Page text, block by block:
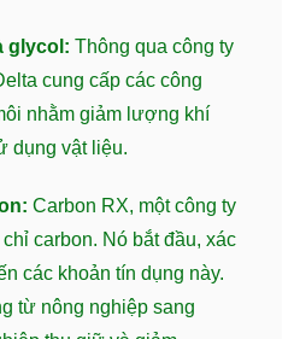
glycol: Thông qua công ty
cung cấp các công
nhằm giảm lượng khí
dụng vật liệu.
Carbon RX, một công ty
carbon. Nó bắt đầu, xác
các khoản tín dụng này.
từ nông nghiệp sang